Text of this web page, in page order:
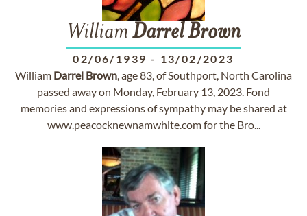
William DarrelBrown
02/06/1939 - 13/02/2023
William Darrel Brown, age 83, of Southport, North Carolina
passed away on Monday, February 13, 2023. Fond
memories and expressions of sympathy may be shared at
www.peacocknewnamwhite.com for the Bro...